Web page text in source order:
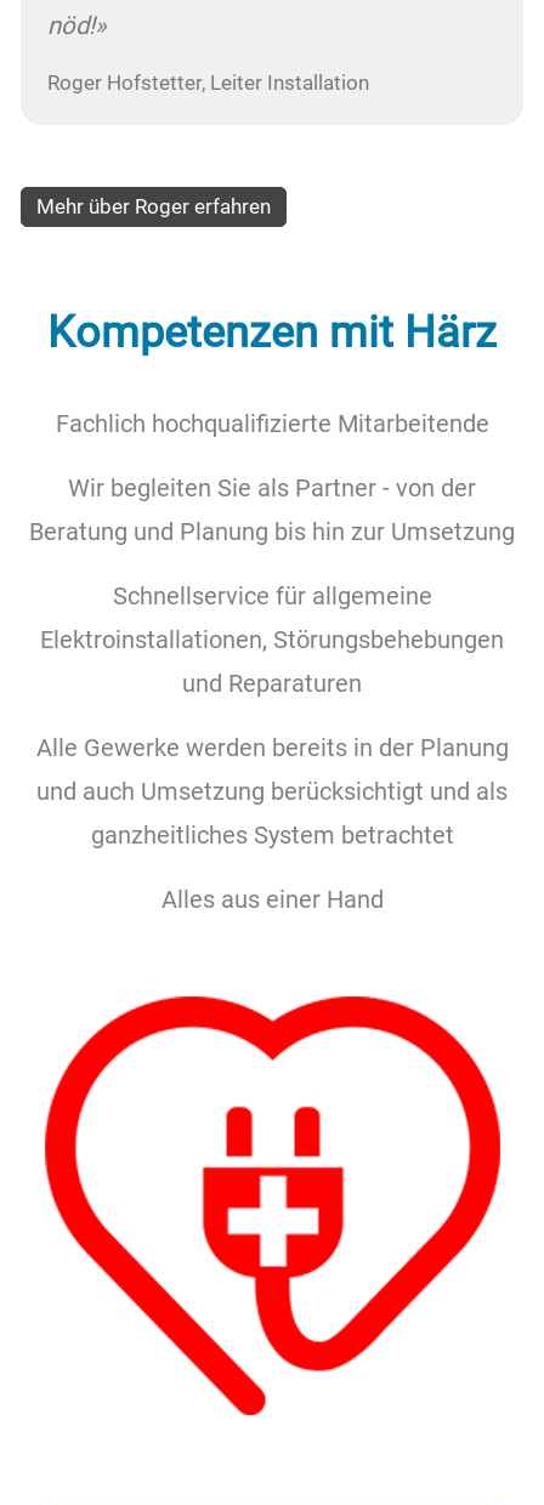
nöd!»
Roger Hofstetter, Leiter Installation
Mehr über Roger erfahren
Kompetenzen mit Härz
Fachlich hochqualifizierte Mitarbeitende
Wir begleiten Sie als Partner - von der
Beratung und Planung bis hin zur Umsetzung
Schnellservice für allgemeine
Elektroinstallationen, Störungsbehebungen
und Reparaturen
Alle Gewerke werden bereits in der Planung
und auch Umsetzung berücksichtigt und als
ganzheitliches System betrachtet
Alles aus einer Hand